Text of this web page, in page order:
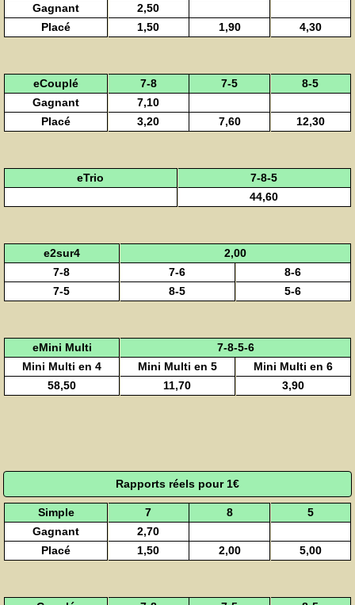
Gagnant
2,50
Placé
1,50 1,90 4,30
eCouplé 7-8 7-5
8-5
Gagnant
7,10
Placé
3,20 7,60 12,30
eTrio
7-8-5
44,60
e2sur4
2,00
7-8
7-6
8-6
7-5
8-5 5-6
eMini Multi
7-8-5-6
Mini Multi en 4
Mini Multi en 5
Mini Multi en 6
58,50
11,70 3,90
Rapports réels pour 1€
Simple 7 8
5
Gagnant
2,70
Placé
1,50 2,00 5,00